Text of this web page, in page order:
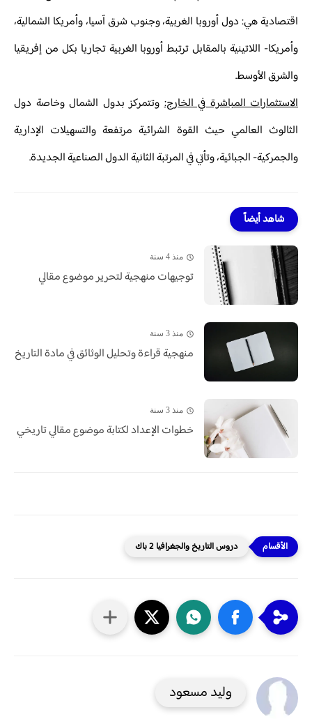
اقتصادية هي: دول أوروبا الغربية، وجنوب شرق آسيا، وأمريكا الشمالية،
وأمريكا- اللاتينية بالمقابل ترتبط أوروبا الغربية تجاريا بكل من إفريقيا
والشرق الأوسط.
الاستثمارات المباشرة في الخارج:وتتمركز بدول الشمال وخاصة دول
الثالوث العالمي حيث القوة الشرائية مرتفعة والتسهيلات الإدارية
والجمركية- الجبائية، وتأتي في المرتبة الثانية الدول الصناعية الجديدة.
شاهد أيضاً
منذ 4 سنة
توجيهات منهجية لتحرير موضوع مقالي
منذ 3 سنة
منهجية قراءة وتحليل الوثائق في مادة التاريخ
منذ 3 سنة
خطوات الإعداد لكتابة موضوع مقالي تاريخي
دروس التاريخ والجغرافيا 2 باك
وليد مسعود